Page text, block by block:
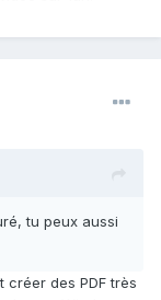
tu peux aussi
créer des PDF très